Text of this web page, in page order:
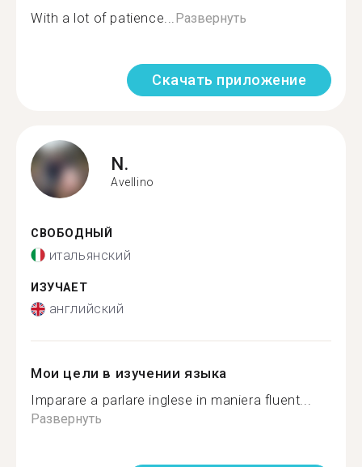
With a lot of patience...Развернуть
Скачать приложение
N.
Avellino
СВОБОДНЫЙ
итальянский
ИЗУЧАЕТ
английский
Мои цели в изучении языка
Imparare a parlare inglese in maniera fluent...
Развернуть